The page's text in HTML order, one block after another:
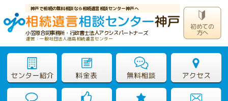
神戸で相続の無料相談なら相続遺言相談センター神戸へ
小笠原合同事務所・行政書士法人アクシスパートナーズ
運営：一般社団法人徳島相続遺言センター
初めての
方へ